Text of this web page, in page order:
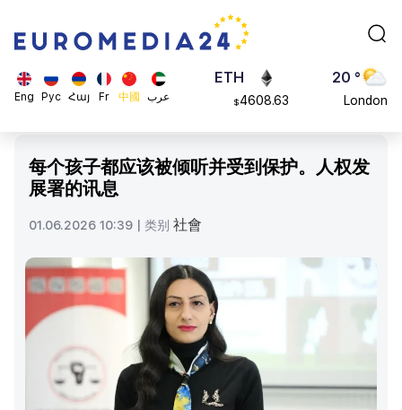
Eng Рус Հայ Fr 中國 عرب
ADA
0.868816
ETH
$4608.63
20 °
London
23 °
每个孩子都应该被倾听并受到保护。人权发
展署的讯息
01.06.2026 10:39 | 类别 社會